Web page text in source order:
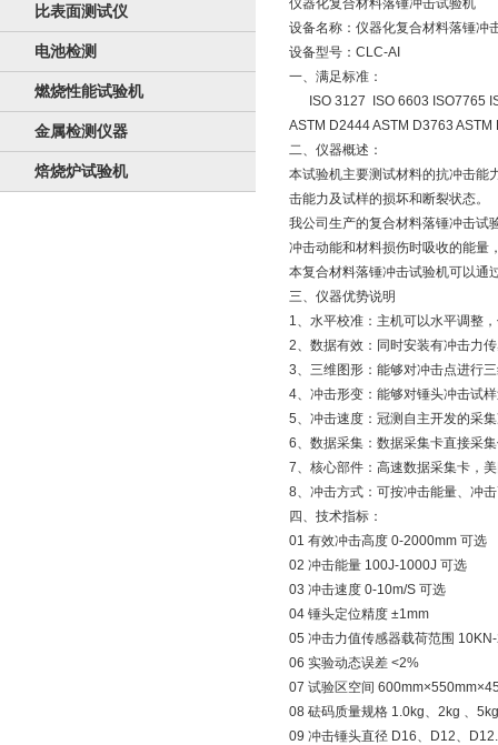
比表面测试仪
电池检测
燃烧性能试验机
金属检测仪器
焙烧炉试验机
仪器化复合材料落锤冲击试验机
设备名称：仪器化复合材料落锤冲
设备型号：CLC-AI
一、满足标准：
ISO 3127 ISO 6603 ISO7765
ASTM D2444 ASTM D3763
二、仪器概述：
本试验机主要测试材料的抗冲击能
击能力及试样的损坏和断裂状态。
我公司生产的复合材料落锤冲击试
冲击动能和材料损伤时吸收的能量
本复合材料落锤冲击试验机可以
三、仪器优势说明
1、水平校准：主机可以水平调整
2、数据有效：同时安装有冲击力
3、三维图形：能够对冲击点进行
4、冲击形变：能够对锤头冲击试
5、冲击速度：冠测自主开发的采
6、数据采集：数据采集卡直接采
7、核心部件：高速数据采集卡，
8、冲击方式：可按冲击能量、冲
四、技术指标：
01 有效冲击高度 0-2000mm 可选
02 冲击能量 100J-1000J 可选
03 冲击速度 0-10m/S 可选
04 锤头定位精度 ±1mm
05 冲击力值传感器载荷范围
06 实验动态误差 <2%
07 试验区空间
08 砝码质量规格 1.0kg、2kg 、
09 冲击锤头直径 D16、D12、